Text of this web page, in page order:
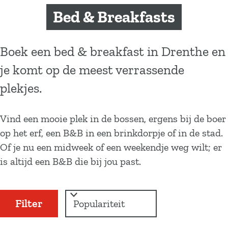
Bed & Breakfasts
Boek een bed & breakfast in Drenthe en
je komt op de meest verrassende
plekjes.
Vind een mooie plek in de bossen, ergens bij de boer
op het erf, een B&B in een brinkdorpje of in de stad.
Of je nu een midweek of een weekendje weg wilt; er
is altijd een B&B die bij jou past.
W
t
Filter
r